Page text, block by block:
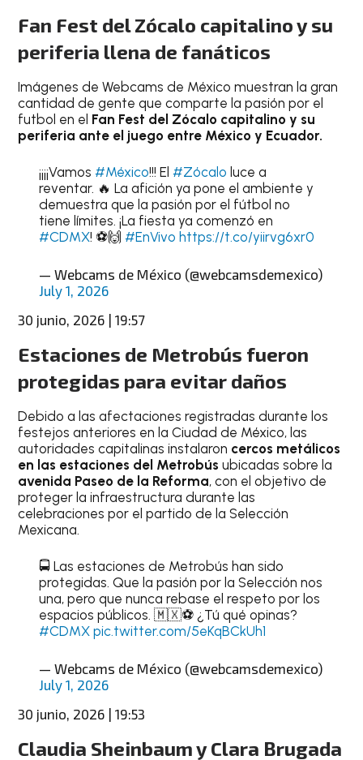
Fan Fest del Zócalo capitalino y su
periferia llena de fanáticos
Imágenes de Webcams de México muestran la gran
cantidad de gente que comparte la pasión por el
futbol en el Fan Fest del Zócalo capitalino y su
periferia ante el juego entre México y Ecuador.
¡¡¡¡Vamos #México!!! El #Zócalo luce a
reventar. 🔥 La afición ya pone el ambiente y
demuestra que la pasión por el fútbol no
tiene límites. ¡La fiesta ya comenzó en
#CDMX! ⚽🙌 #EnVivo https://t.co/yiirvg6xr0
— Webcams de México (@webcamsdemexico)
July 1, 2026
30 junio, 2026 | 19:57
Estaciones de Metrobús fueron
protegidas para evitar daños
Debido a las afectaciones registradas durante los
festejos anteriores en la Ciudad de México, las
autoridades capitalinas instalaron cercos metálicos
en las estaciones del Metrobúsubicadas sobre la
avenida Paseo de la Reforma, con el objetivo de
proteger la infraestructura durante las
celebraciones por el partido de la Selección
Mexicana.
🚍 Las estaciones de Metrobús han sido
protegidas. Que la pasión por la Selección nos
una, pero que nunca rebase el respeto por los
espacios públicos. 🇲🇽⚽ ¿Tú qué opinas?
#CDMX pic.twitter.com/5eKqBCkUh1
— Webcams de México (@webcamsdemexico)
July 1, 2026
30 junio, 2026 | 19:53
Claudia Sheinbaum y Clara Brugada